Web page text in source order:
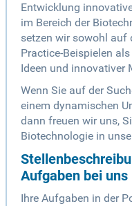
Entwicklung
im Bereich der
setzen wir sowohl auf
Practice-Beispielen
Ideen und innovativer
Wenn Sie auf der
einem dynamischen
dann freuen wir uns,
Biotechnologie in
Aufgaben bei uns
Ihre Aufgaben in der